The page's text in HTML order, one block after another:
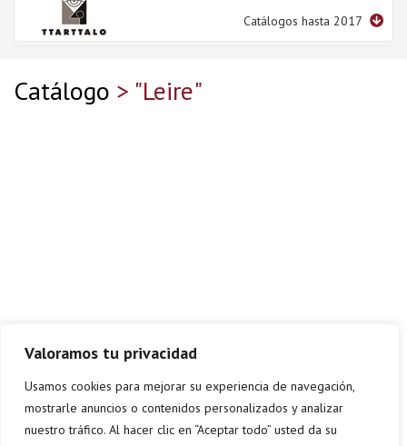
Valoramos tu privacidad
Usamos cookies para mejorar su experiencia de navegación,
mostrarle anuncios o contenidos personalizados y analizar
nuestro tráfico. Al hacer clic en “Aceptar todo” usted da su
Catálogos hasta 2017
Catálogo > "Leire"